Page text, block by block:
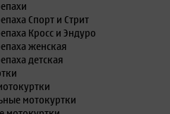
Спорт и Стрит
Кросс и Эндуро
женская
детская
мотокуртки